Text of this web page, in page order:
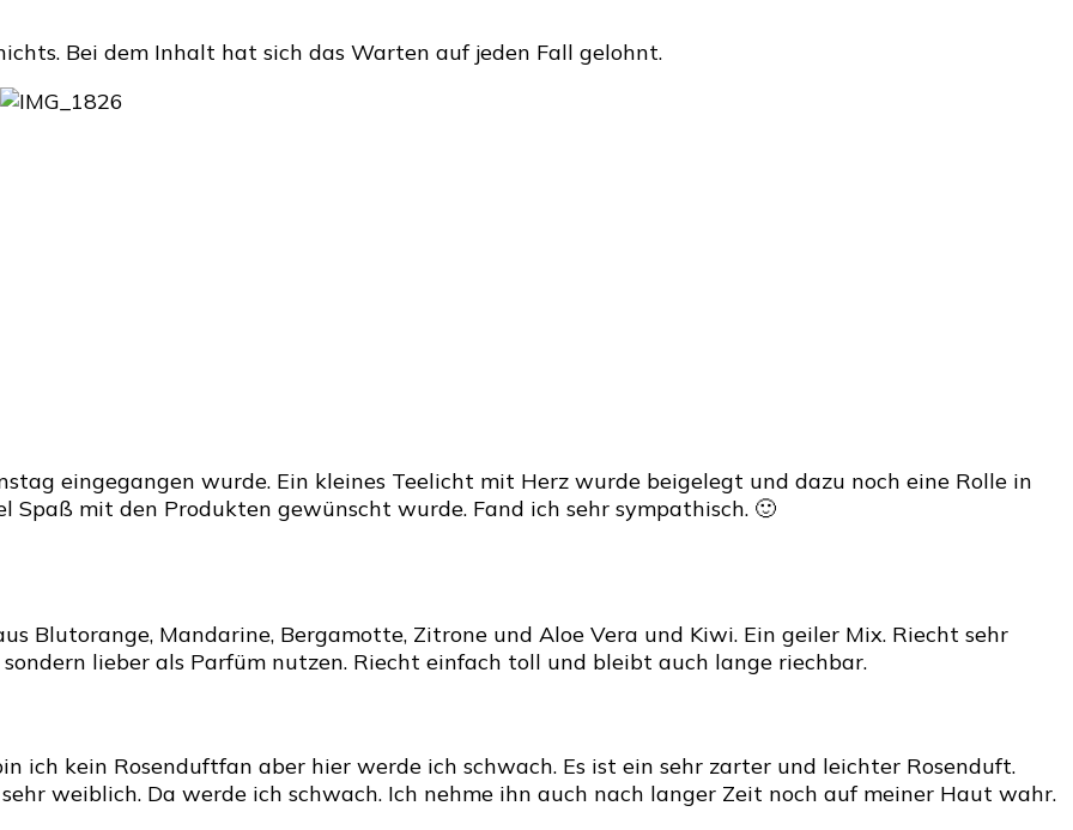
Bei dem Inhalt hat sich das Warten auf jeden Fall gelohnt.
eingegangen wurde. Ein kleines Teelicht mit Herz wurde beigelegt und dazu noch eine Rolle in
mit den Produkten gewünscht wurde. Fand ich sehr sympathisch. 🙂
Blutorange, Mandarine, Bergamotte, Zitrone und Aloe Vera und Kiwi. Ein geiler Mix. Riecht sehr
lieber als Parfüm nutzen. Riecht einfach toll und bleibt auch lange riechbar.
ich kein Rosenduftfan aber hier werde ich schwach. Es ist ein sehr zarter und leichter Rosenduft.
weiblich. Da werde ich schwach. Ich nehme ihn auch nach langer Zeit noch auf meiner Haut wahr.